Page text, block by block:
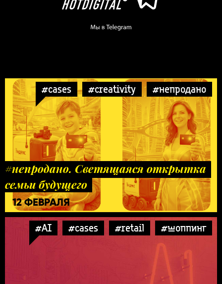
#cases #creativity #непродано
#непродано. Светящаяся открытка
семьи будущего
12 ФЕВРАЛЯ
#AI #cases #retail #шоппинг